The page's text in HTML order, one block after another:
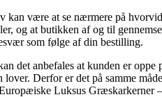
kan være at se nærmere på
og at butikken af og til
som følge af din bestilling.
det anbefales at kunden er
lover. Derfor er det på samme
Luksus Græskarkerner